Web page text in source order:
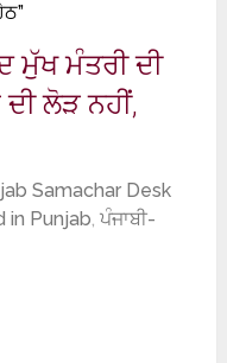
ਮੁੱਖ ਮੰਤਰੀ ਦੀ
ਲੋੜ ਨਹੀਂ,
Samachar Desk
in Punjab,ਪੰਜਾਬੀ-